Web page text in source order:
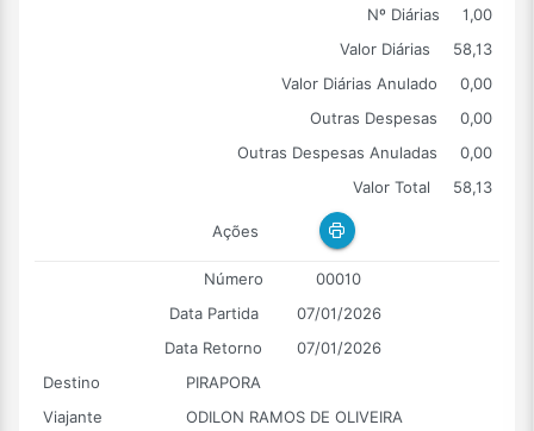
Nº Diárias
1,00
Valor Diárias
58,13
Valor Diárias Anulado
0,00
Outras Despesas
0,00
Outras Despesas Anuladas
0,00
Valor Total
58,13
Ações
Número
00010
Data Partida
07/01/2026
Data Retorno
07/01/2026
Destino
PIRAPORA
Viajante
ODILON RAMOS DE OLIVEIRA